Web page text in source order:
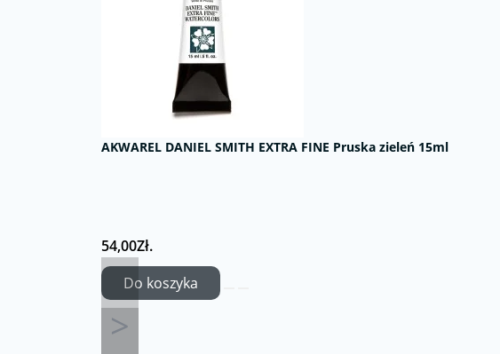
AKWAREL DANIEL SMITH EXTRA FINE Pruska zieleń 15ml
54,00Zł.
Do koszyka